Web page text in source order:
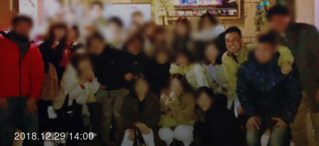
2018.12.29 14:00